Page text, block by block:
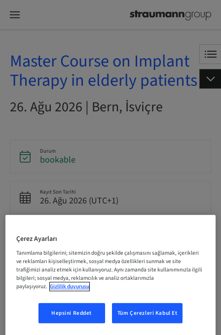
Master Course on Implant
Therapy in elderly patients
26. Ağu 2026 | Bern, İsviçre
Durum
bookable
Kayıt Son Tarihi
26. Ağu 2026 (UTC+1)
CHF 3200.00
Dil
English
0.00 Puan
Çerez Ayarları
Tanımlama bilgilerini; sitemizin doğru şekilde çalışmasını sağlamak, içerikleri
ve reklamları kişiselleştirmek, sosyal medya özellikleri sunmak ve site
trafiğimizi analiz etmek için kullanıyoruz. Aynı zamanda site kullanımınızla ilgili
bilgileri; sosyal medya, reklamcılık ve analiz ortaklarımızla
paylaşıyoruz. Gizlilik duyurusu
Hepsini Reddet Tüm Çerezleri Kabul Et